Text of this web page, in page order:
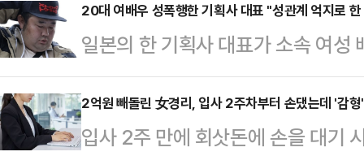
열겠다며 "모두의 성장"을 강조했
장'이 이어지는 모양새다.19일 한
어 14.87% 상승했다. 지난해 전 세
(75.63%)을 기록한 데 이어 올해
는 최근 증시 흐름이 ▲개인 '외면'
20대 여배우 성폭행한 기획사 대표 "성관계 억지로
일본의 한 기획사 대표가 소속 여
FNN방송 등에 따르면 지난 16일
쿠마(39)를 업무상 위력에 의한 간
이타마현 가스가베시 소재 사무실
2억원 빼돌린 女경리, 입사 2주차부터 손댔는데 '감형'
입사 2주 만에 회삿돈에 손을 대기